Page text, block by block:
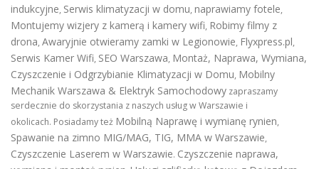
indukcyjne, Serwis klimatyzacji w domu, naprawiamy fotele,
Montujemy wizjery z kamerą i kamery wifi, Robimy filmy z
drona, Awaryjnie otwieramy zamki w Legionowie, Flyxpress.pl,
Serwis Kamer Wifi, SEO Warszawa, Montaż, Naprawa, Wymiana,
Czyszczenie i Odgrzybianie Klimatyzacji w Domu, Mobilny
Mechanik Warszawa & Elektryk Samochodowy zapraszamy
serdecznie do skorzystania z naszych usług w Warszawie i
okolicach. Posiadamy też Mobilną Naprawę i wymianę rynien,
Spawanie na zimno MIG/MAG, TIG, MMA w Warszawie,
Czyszczenie Laserem w Warszawie. Czyszczenie naprawa,